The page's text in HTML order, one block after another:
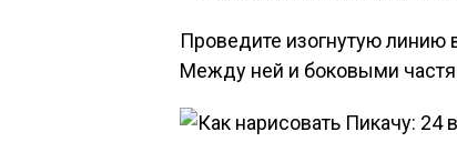
Проведите изогнутую линию
Между ней и боковыми